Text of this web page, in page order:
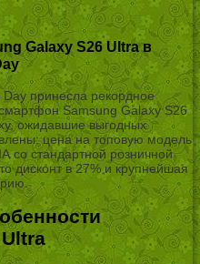
Galaxy S26 Ultra в
принесла рекордное
Samsung Galaxy S26
ожидавшие выгодных
цена на топовую модель
со стандартной розничной
дисконт в 27% и крупнейшая